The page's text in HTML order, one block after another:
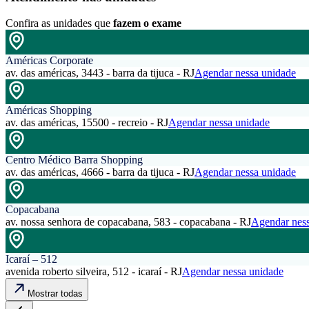
Confira as unidades que fazem o exame
Américas Corporate
av. das américas, 3443 - barra da tijuca - RJAgendar nessa unidade
Américas Shopping
av. das américas, 15500 - recreio - RJAgendar nessa unidade
Centro Médico Barra Shopping
av. das américas, 4666 - barra da tijuca - RJAgendar nessa unidade
Copacabana
av. nossa senhora de copacabana, 583 - copacabana - RJAgendar
Icaraí – 512
avenida roberto silveira, 512 - icaraí - RJAgendar nessa unidade
Mostrar todas